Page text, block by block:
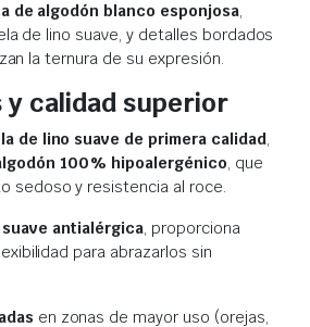
de algodón blanco esponjosa,
de lino suave, y detalles bordados
la ternura de su expresión.
y calidad superior
de lino suave de primera calidad,
100 % hipoalergénico, que
sedoso y resistencia al roce.
antialérgica, proporciona
para abrazarlos sin
en zonas de mayor uso (orejas,